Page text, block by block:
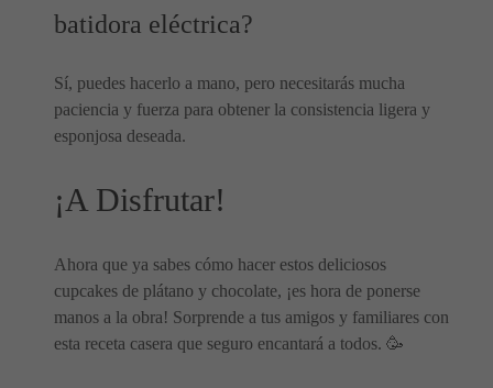
batidora eléctrica?
Sí, puedes hacerlo a mano, pero necesitarás mucha
paciencia y fuerza para obtener la consistencia ligera y
esponjosa deseada.
¡A Disfrutar!
Ahora que ya sabes cómo hacer estos deliciosos
cupcakes de plátano y chocolate, ¡es hora de ponerse
manos a la obra! Sorprende a tus amigos y familiares con
esta receta casera que seguro encantará a todos. 🥳